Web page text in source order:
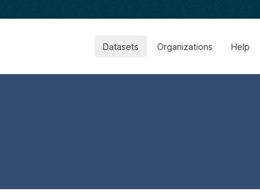
Datasets Organizations Help